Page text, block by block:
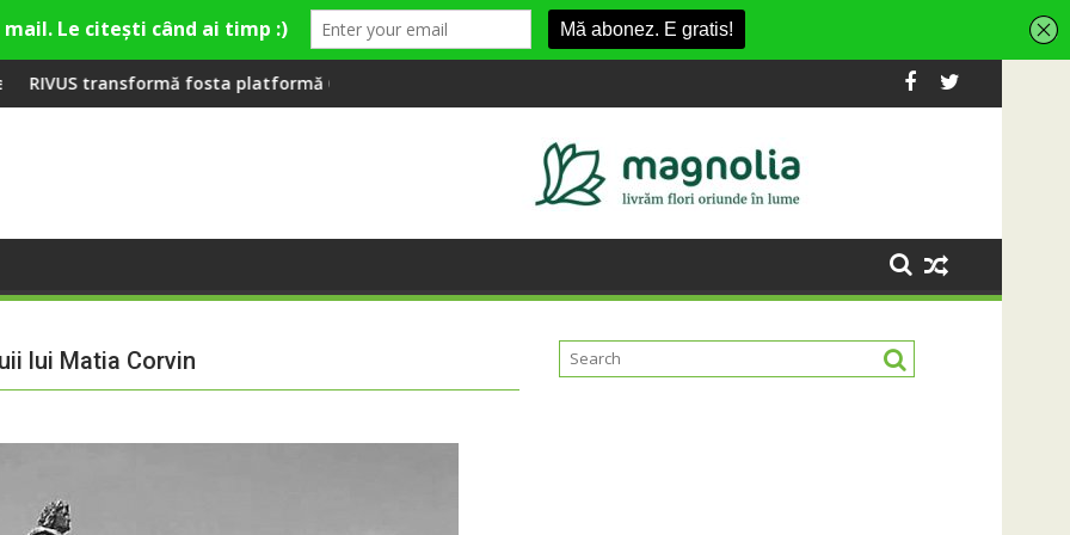
Village
platformă Carbochim într-un nou centru cultural și de divertisment din Cluj-Napoca
Când luna devine o întrebare SportinCluj: Cine este fotbalistul cu
lui Matia Corvin